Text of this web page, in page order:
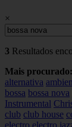
×
3 Resultados
Mais procurado:
alternativa
bossa bossa nova
Instrumental
club club house
electro electro